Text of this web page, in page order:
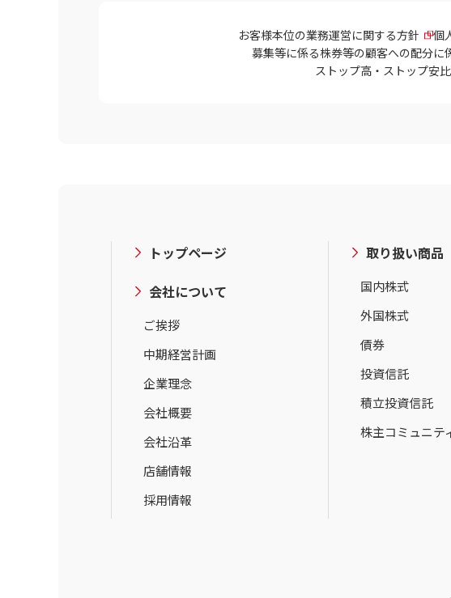
お客様本位の業務運営に関する方針 個
募集等に係る株券等の顧客への配分に
ストップ高・ストップ安
トップページ
会社について
ご挨拶
中期経営計画
企業理念
会社概要
会社沿革
店舗情報
採用情報
取り扱い商品
国内株式
外国株式
債券
投資信託
積立投資信託
株主コミュニテ